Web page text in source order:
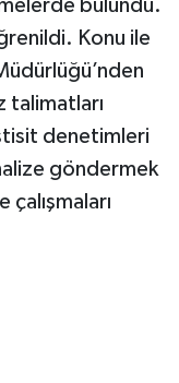
bulundu.
Konu ile
talimatları
denetimleri
göndermek
çalışmaları